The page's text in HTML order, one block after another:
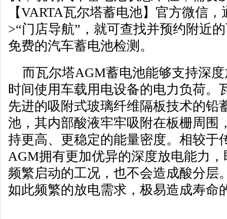
【VARTA瓦尔塔蓄电池】官方微信
>“门店导航”，就可查找并预约附近
免费的汽车蓄电池检测。
而瓦尔塔AGM蓄电池能够支持深
时间使用车载用电设备的电力负荷。
先进的吸附式玻璃纤维隔板技术的铅
池，其内部酸液牢牢吸附在板栅周围
持更高、更稳定的能量密度。相较于
AGM拥有更加优异的深度放电能力
频繁启动的工况，也不会造成酸分层
如此频繁的放电需求，极易造成寿命